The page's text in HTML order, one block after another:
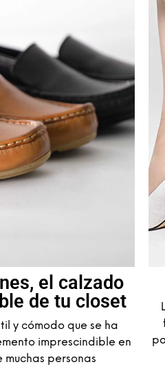
el calzado
de tu closet
y cómodo que se ha
imprescindible en
personas